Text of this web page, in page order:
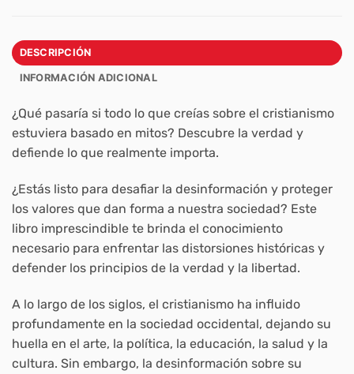
DESCRIPCIÓN
INFORMACIÓN ADICIONAL
¿Qué pasaría si todo lo que creías sobre el cristianismo
estuviera basado en mitos? Descubre la verdad y
defiende lo que realmente importa.
¿Estás listo para desafiar la desinformación y proteger
los valores que dan forma a nuestra sociedad? Este
libro imprescindible te brinda el conocimiento
necesario para enfrentar las distorsiones históricas y
defender los principios de la verdad y la libertad.
A lo largo de los siglos, el cristianismo ha influido
profundamente en la sociedad occidental, dejando su
huella en el arte, la política, la educación, la salud y la
cultura. Sin embargo, la desinformación sobre su